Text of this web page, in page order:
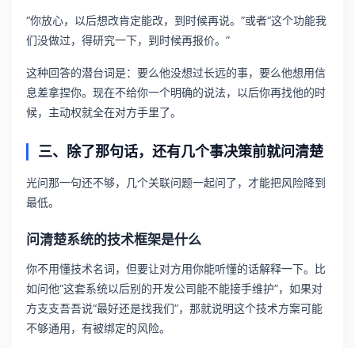
“你放心，以后想改肯定能改，到时候再说。”或者“这个功能我
们没做过，得研究一下，到时候再报价。”
这种回答的潜台词是：要么他没想过长远的事，要么他想用信
息差拿捏你。现在不给你一个明确的说法，以后你再找他的时
候，主动权就全在对方手里了。
三、除了那句话，还有几个事决策前就问清楚
光问那一句还不够，几个关联问题一起问了，才能把风险降到
最低。
问清楚系统的技术框架是什么
你不用懂技术名词，但要让对方用你能听懂的话解释一下。比
如问他“这套系统以后别的开发公司能不能接手维护”，如果对
方支支吾吾说“最好还是找我们”，那就说明这个技术方案可能
不够通用，有被绑定的风险。